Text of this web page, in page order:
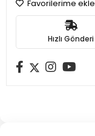
Favorilerime ekle
Hızlı Gönderi